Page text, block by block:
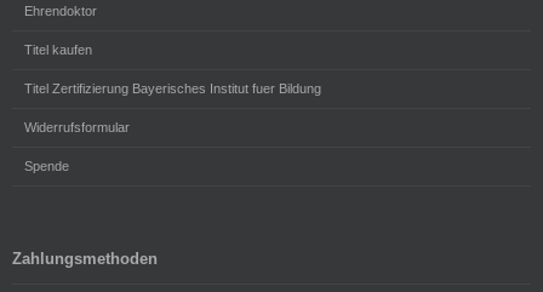
Ehrendoktor
Titel kaufen
Titel Zertifizierung Bayerisches Institut fuer Bildung
Widerrufsformular
Spende
Zahlungsmethoden